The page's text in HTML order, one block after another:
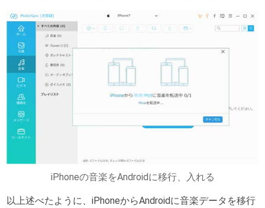
iPhoneの音楽をAndroidに移行、入れる
以上述べたように、iPhoneからAndroidに音楽データを移行